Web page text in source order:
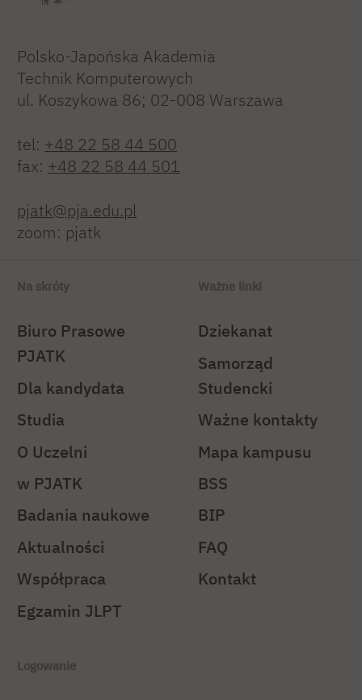
Polsko-Japońska Akademia
Technik Komputerowych
ul. Koszykowa 86; 02-008 Warszawa
tel: +48 22 58 44 500
fax: +48 22 58 44 501
pjatk@pja.edu.pl
zoom: pjatk
Na skróty
Biuro Prasowe
PJATK
Dla kandydata
Studia
O Uczelni
w PJATK
Badania naukowe
Aktualności
Współpraca
Egzamin JLPT
Ważne linki
Dziekanat
Samorząd
Studencki
Ważne kontakty
Mapa kampusu
BSS
BIP
FAQ
Kontakt
Logowanie